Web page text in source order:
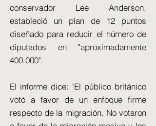
conservador Lee Anderson,
estableció un plan de 12 puntos
diseñado para reducir el número de
diputados en "aproximadamente
400.000".
El informe dice: 'El público británico
votó a favor de un enfoque firme
respecto de la migración. No votaron